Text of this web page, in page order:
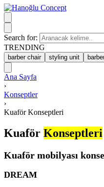
Search for:
TRENDING
barber chair styling unit
Ana Sayfa
›
Konseptler
›
Kuaför Konseptleri
Kuaför Konseptleri
Kuaför mobilyası
DREAM